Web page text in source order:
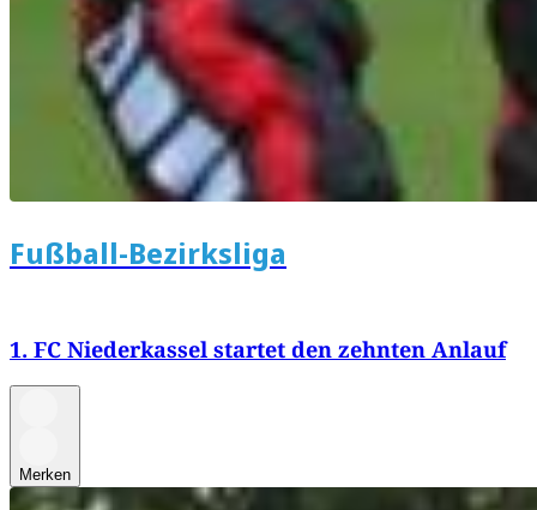
Fußball-Bezirksliga
1. FC Niederkassel startet den zehnten Anlauf
Merken